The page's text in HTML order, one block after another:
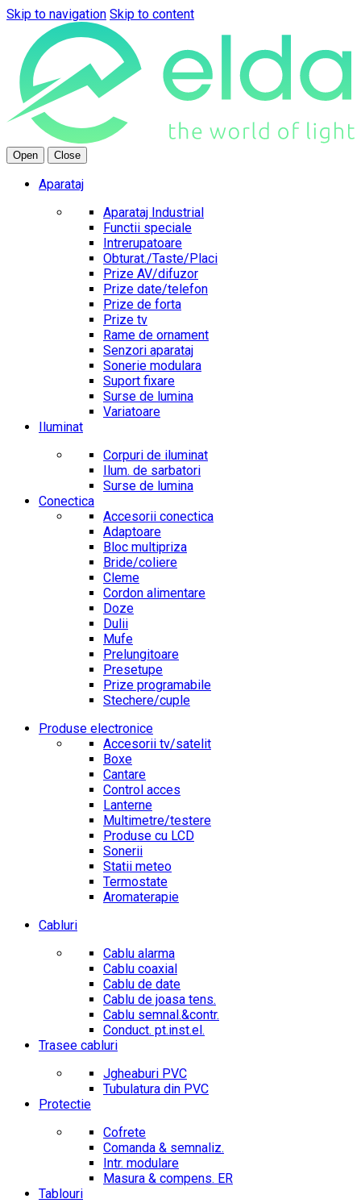
Skip to navigation Skip to content
Open Close
Aparataj
Aparataj Industrial
Functii speciale
Intrerupatoare
Obturat./Taste/Placi
Prize AV/difuzor
Prize date/telefon
Prize de forta
Prize tv
Rame de ornament
Senzori aparataj
Sonerie modulara
Suport fixare
Surse de lumina
Variatoare
Iluminat
Corpuri de iluminat
Ilum. de sarbatori
Surse de lumina
Conectica
Accesorii conectica
Adaptoare
Bloc multipriza
Bride/coliere
Cleme
Cordon alimentare
Doze
Dulii
Mufe
Prelungitoare
Presetupe
Prize programabile
Stechere/cuple
Produse electronice
Accesorii tv/satelit
Boxe
Cantare
Control acces
Lanterne
Multimetre/testere
Produse cu LCD
Sonerii
Statii meteo
Termostate
Aromaterapie
Cabluri
Cablu alarma
Cablu coaxial
Cablu de date
Cablu de joasa tens.
Cablu semnal.&contr.
Conduct. pt.inst.el.
Trasee cabluri
Jgheaburi PVC
Tubulatura din PVC
Protectie
Cofrete
Comanda & semnaliz.
Intr. modulare
Masura & compens. ER
Tablouri